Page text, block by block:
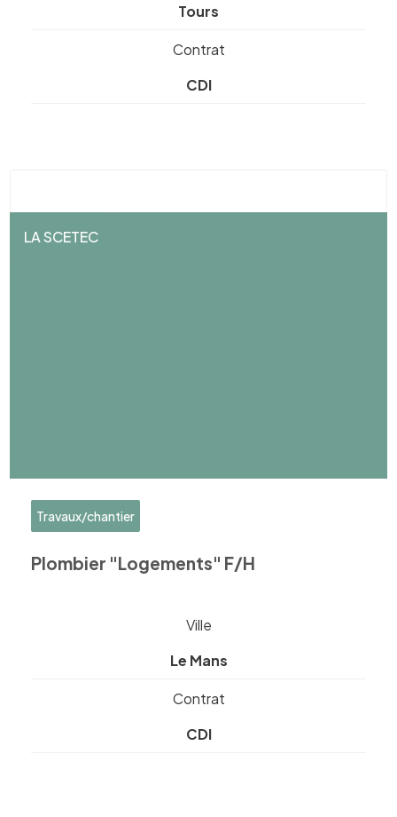
Tours
Contrat
CDI
LA SCETEC
Travaux/chantier
Plombier "Logements" F/H
Ville
Le Mans
Contrat
CDI